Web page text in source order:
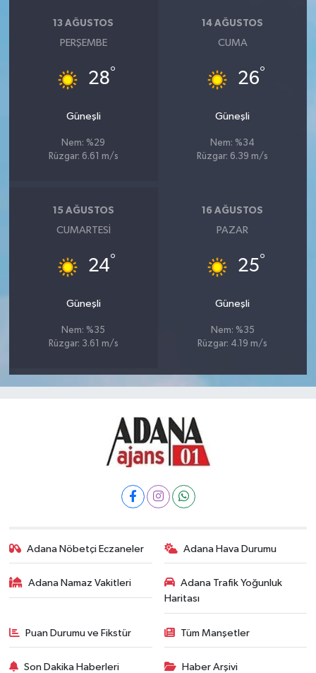
13 AĞUSTOS
PERŞEMBE
28°
Güneşli
Nem: %29
Rüzgar: 6.61 m/s
14 AĞUSTOS
CUMA
26°
Güneşli
Nem: %34
Rüzgar: 6.39 m/s
15 AĞUSTOS
CUMARTESI
24°
Güneşli
Nem: %35
Rüzgar: 3.61 m/s
16 AĞUSTOS
PAZAR
25°
Güneşli
Nem: %35
Rüzgar: 4.19 m/s
Adana Nöbetçi Eczaneler Adana Hava Durumu
Adana Namaz Vakitleri
Adana Trafik Yoğunluk
Haritası
Puan Durumu ve Fikstür Tüm Manşetler
Son Dakika Haberleri Haber Arşivi